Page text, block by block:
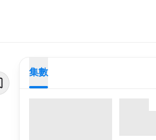
集數